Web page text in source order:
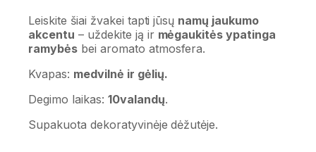
Leiskite šiai žvakei tapti jūsų namų jaukumo
akcentu – uždekite ją ir mėgaukitės ypatinga
ramybėsbei aromato atmosfera.
Kvapas: medvilnė ir gėlių.
Degimo laikas: 10valandų.
Supakuota dekoratyvinėje dėžutėje.